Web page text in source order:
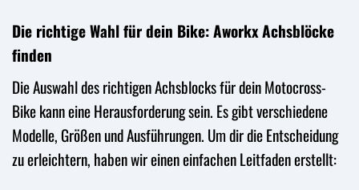
Die richtige Wahl für dein Bike: Aworkx Achsblöcke
finden
Die Auswahl des richtigen Achsblocks für dein Motocross-
Bike kann eine Herausforderung sein. Es gibt verschiedene
Modelle, Größen und Ausführungen. Um dir die Entscheidung
zu erleichtern, haben wir einen einfachen Leitfaden erstellt: